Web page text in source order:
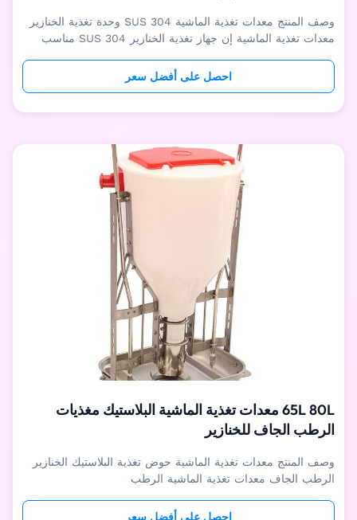
وصف المنتج معدات تغذية الماشية SUS 304 وحدة تغذية الخنازير
معدات تغذية الماشية إن جهاز تغذية الخنازير SUS 304 مناسب
من الخنازير في نفس الوقت.يمكن للمنظم المدمج ضبط سرعة
التغذية وفقًا لحالة الخنازير للتأكد من أن العلف طازج ولا
احصل على أفضل سعر
65L 80L معدات تغذية الماشية البلاستيك مغذيات
الرطب الجاف للخنازير
وصف المنتج معدات تغذية الماشية حوض تغذية البلاستيك الخنازير
الرطب الجاف معدات تغذية الماشية الرطب
الخنازير والذهب وما إلى ذلك ، يمكن أن تأكل الخنازير المتعددة في
احصل على أفضل سعر